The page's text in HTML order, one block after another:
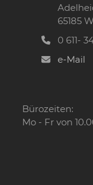
65185
0 611-
e-Mail
Bürozeiten:
Mo - Fr von